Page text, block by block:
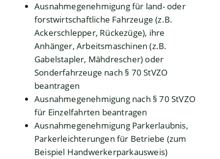
Ausnahmegenehmigung für land- oder
forstwirtschaftliche Fahrzeuge (z.B.
Ackerschlepper, Rückezüge), ihre
Anhänger, Arbeitsmaschinen (z.B.
Gabelstapler, Mähdrescher) oder
Sonderfahrzeuge nach § 70 StVZO
beantragen
Ausnahmegenehmigung nach § 70 StVZO
für Einzelfahrten beantragen
Ausnahmegenehmigung Parkerlaubnis,
Parkerleichterungen für Betriebe (zum
Beispiel Handwerkerparkausweis)